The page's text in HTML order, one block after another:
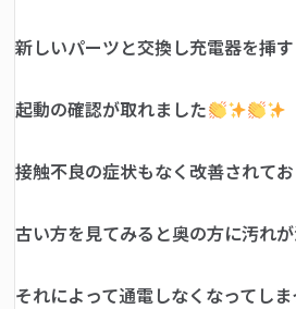
新しいパーツと交換し充電器を挿
起動の確認が取れました
接触不良の症状もなく改善されてお
古い方を見てみると奥の方に汚れ
それによって通電しなくなってし